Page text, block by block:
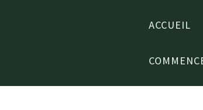
ACCUEIL